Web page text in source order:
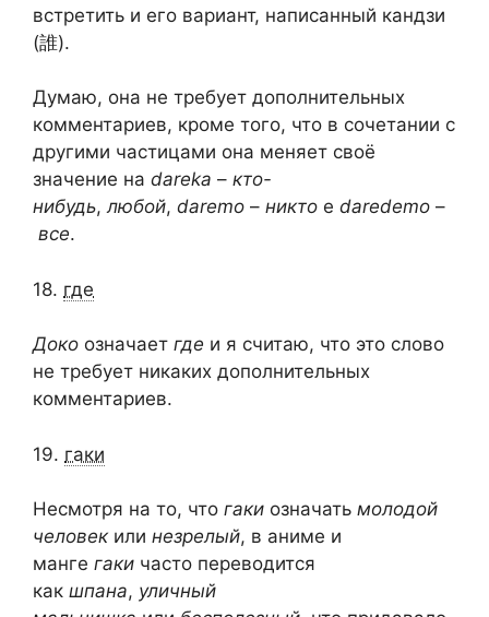
встретить и его вариант, написанный кандзи
(誰).
Думаю, она не требует дополнительных
комментариев, кроме того, что в сочетании с
другими частицами она меняет своё
значение на dareka – кто-
нибудь,любой, daremo – никто e daredemo –
все.
18. где
Доко означает где и я считаю, что это слово
не требует никаких дополнительных
комментариев.
19. гаки
Несмотря на то, что гаки означать молодой
человек или незрелый, в аниме и
манге гаки часто переводится
как шпана, уличный